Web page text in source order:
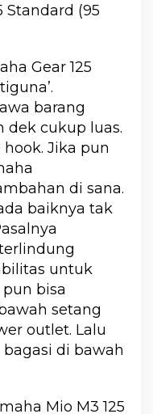
Standard (95
Gear 125
barang
dek cukup luas.
Jika pun
di sana.
baiknya tak
untuk
bisa
setang
outlet. Lalu
di bawah
Mio M3 125